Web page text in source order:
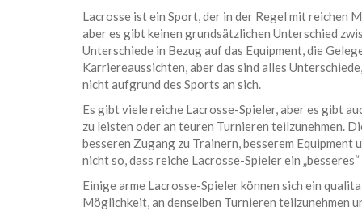
Lacrosse ist ein Sport, der in der Regel mit reichen
aber es gibt keinen grundsätzlichen Unterschied
Unterschiede in Bezug auf das Equipment, die
Karriereaussichten, aber das sind alles
nicht aufgrund des Sports an sich.
Es gibt viele reiche Lacrosse-Spieler, aber es gibt
zu leisten oder an teuren Turnieren teilzunehmen.
besseren Zugang zu Trainern, besserem
nicht so, dass reiche Lacrosse-Spieler ein
Einige arme Lacrosse-Spieler können sich ein
Möglichkeit, an denselben Turnieren teilzunehmen